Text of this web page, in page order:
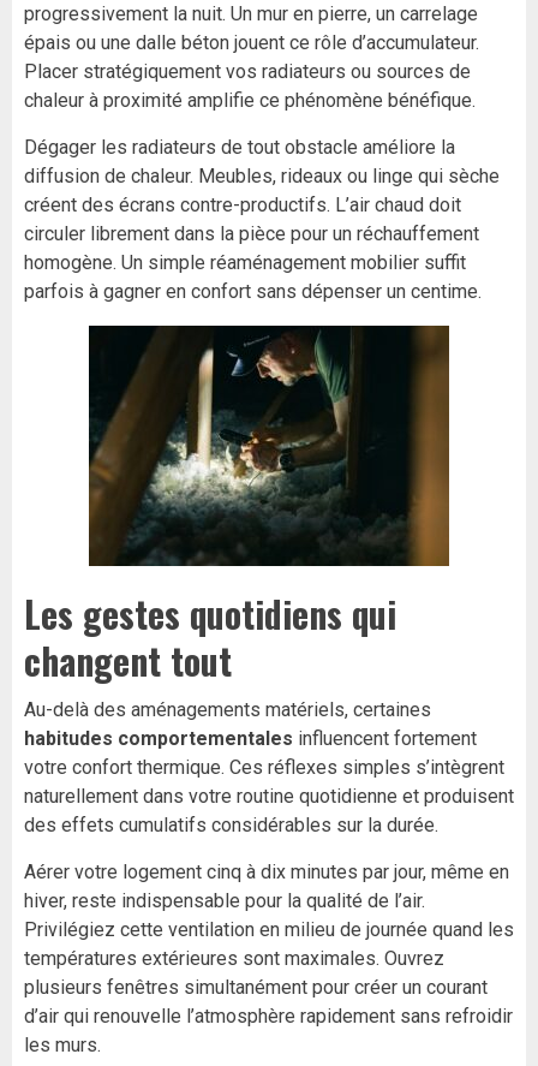
progressivement la nuit. Un mur en pierre, un carrelage
épais ou une dalle béton jouent ce rôle d’accumulateur.
Placer stratégiquement vos radiateurs ou sources de
chaleur à proximité amplifie ce phénomène bénéfique.
Dégager les radiateurs de tout obstacle améliore la
diffusion de chaleur. Meubles, rideaux ou linge qui sèche
créent des écrans contre-productifs. L’air chaud doit
circuler librement dans la pièce pour un réchauffement
homogène. Un simple réaménagement mobilier suffit
parfois à gagner en confort sans dépenser un centime.
Les gestes quotidiens qui
changent tout
Au-delà des aménagements matériels, certaines
habitudes comportementales influencent fortement
votre confort thermique. Ces réflexes simples s’intègrent
naturellement dans votre routine quotidienne et produisent
des effets cumulatifs considérables sur la durée.
Aérer votre logement cinq à dix minutes par jour, même en
hiver, reste indispensable pour la qualité de l’air.
Privilégiez cette ventilation en milieu de journée quand les
températures extérieures sont maximales. Ouvrez
plusieurs fenêtres simultanément pour créer un courant
d’air qui renouvelle l’atmosphère rapidement sans refroidir
les murs.